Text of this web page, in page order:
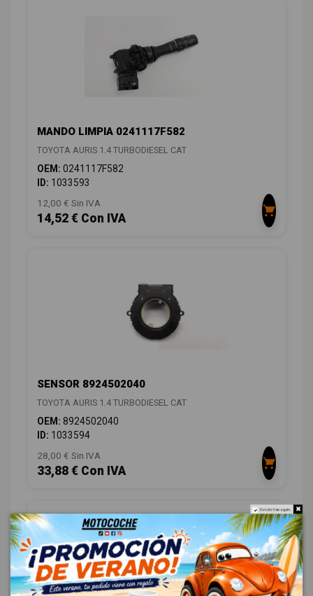
MANDO LIMPIA 0241117F582
TOYOTA AURIS 1.4 TURBODIESEL CAT
OEM: 0241117F582
ID: 1033593
12,00 € Sin IVA
14,52 € Con IVA
SENSOR 8924502040
TOYOTA AURIS 1.4 TURBODIESEL CAT
OEM: 8924502040
ID: 1033594
28,00 € Sin IVA
33,88 € Con IVA
Do not show again.